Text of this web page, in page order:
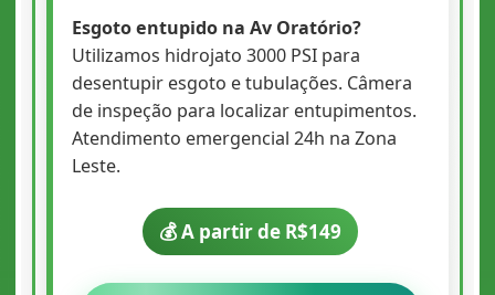
Esgoto entupido na Av Oratório?
Utilizamos hidrojato 3000 PSI para
desentupir esgoto e tubulações. Câmera
de inspeção para localizar entupimentos.
Atendimento emergencial 24h na Zona
Leste.
💰 A partir de R$149